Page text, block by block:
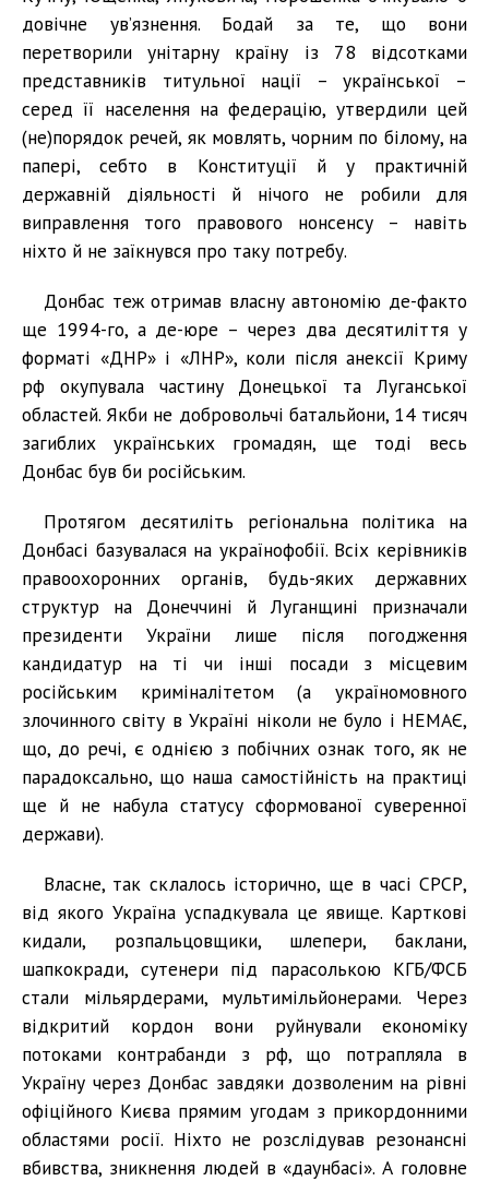
довічне ув’язнення. Бодай за те, що вони
перетворили унітарну країну із 78 відсотками
представників титульної нації – української –
серед її населення на федерацію, утвердили цей
(не)порядок речей, як мовлять, чорним по білому, на
папері, себто в Конституції й у практичній
державній діяльності й нічого не робили для
виправлення того правового нонсенсу – навіть
ніхто й не заїкнувся про таку потребу.
Донбас теж отримав власну автономію де-факто
ще 1994-го, а де-юре – через два десятиліття у
форматі «ДНР» і «ЛНР», коли після анексії Криму
рф окупувала частину Донецької та Луганської
областей. Якби не добровольчі батальйони, 14 тисяч
загиблих українських громадян, ще тоді весь
Донбас був би російським.
Протягом десятиліть регіональна політика на
Донбасі базувалася на українофобії. Всіх керівників
правоохоронних органів, будь-яких державних
структур на Донеччині й Луганщині призначали
президенти України лише після погодження
кандидатур на ті чи інші посади з місцевим
російським криміналітетом (а україномовного
злочинного світу в Україні ніколи не було і НЕМАЄ,
що, до речі, є однією з побічних ознак того, як не
парадоксально, що наша самостійність на практиці
ще й не набула статусу сформованої суверенної
держави).
Власне, так склалось історично, ще в часі СРСР,
від якого Україна успадкувала це явище. Карткові
кидали, розпальцовщики, шлепери, баклани,
шапкокради, сутенери під парасолькою КГБ/ФСБ
стали мільярдерами, мультимільйонерами. Через
відкритий кордон вони руйнували економіку
потоками контрабанди з рф, що потрапляла в
Україну через Донбас завдяки дозволеним на рівні
офіційного Києва прямим угодам з прикордонними
областями росії. Ніхто не розслідував резонансні
вбивства, зникнення людей в «даунбасі». А головне